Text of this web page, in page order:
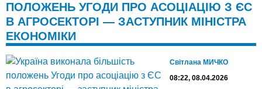
ПОЛОЖЕНЬ УГОДИ ПРО АСОЦІАЦІЮ З ЄС
В АГРОСЕКТОРІ — ЗАСТУПНИК МІНІСТРА
ЕКОНОМІКИ
Світлана МИЧКО
08:22, 08.04.2026